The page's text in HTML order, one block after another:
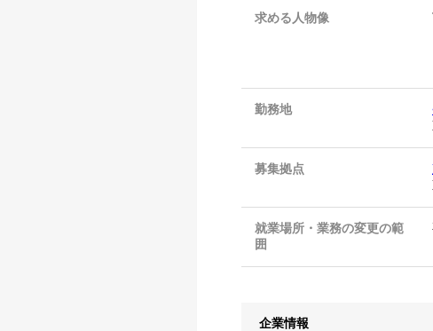
求める人物像
勤務地
募集拠点
就業場所・業務の変更の範
囲
企業情報